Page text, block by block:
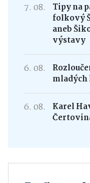
7. 08.
Tipy na
folkový
aneb
výstavy
6. 08.
mladých
6. 08.
Karel